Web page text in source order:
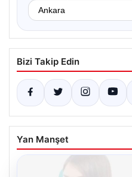
Bizi Takip Edin
Yan Manşet